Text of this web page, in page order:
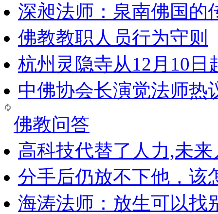
深昶法师：泉南佛国的
佛教教职人员行为守则
杭州灵隐寺从12月10日
中佛协会长演觉法师热
佛教问答
高科技代替了人力,未
分手后仍放不下他，该
海涛法师：放生可以找